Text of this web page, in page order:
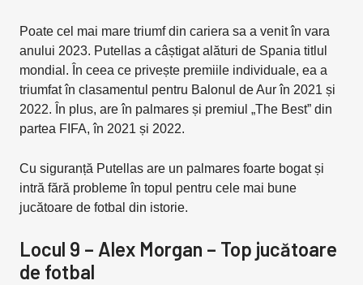
Poate cel mai mare triumf din cariera sa a venit în vara
anului 2023. Putellas a câștigat alături de Spania titlul
mondial. În ceea ce privește premiile individuale, ea a
triumfat în clasamentul pentru Balonul de Aur în 2021 și
2022. În plus, are în palmares și premiul „The Best” din
partea FIFA, în 2021 și 2022.
Cu siguranță Putellas are un palmares foarte bogat și
intră fără probleme în topul pentru cele mai bune
jucătoare de fotbal din istorie.
Locul 9 – Alex Morgan – Top jucătoare
de fotbal